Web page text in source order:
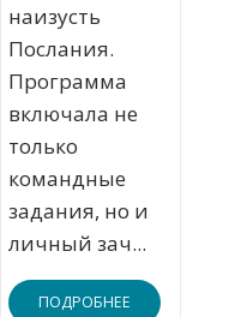
наизусть
Послания.
Программа
включала не
только
командные
задания, но и
личный зач...
ПОДРОБНЕЕ